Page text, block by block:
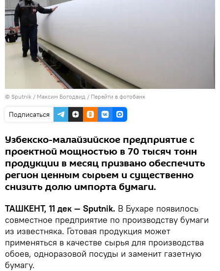
© Sputnik / Максим Богодвид / Перейти в фотобанк
Подписаться
Узбекско-малайзийское предприятие с
проектной мощностью в 70 тысяч тонн
продукции в месяц призвано обеспечить
регион ценным сырьем и существенно
снизить долю импорта бумаги.
ТАШКЕНТ, 11 дек — Sputnik. В Бухаре появилось
совместное предприятие по производству бумаги
из известняка. Готовая продукция может
применяться в качестве сырья для производства
обоев, одноразовой посуды и заменит газетную
бумагу.